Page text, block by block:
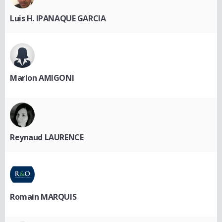
Luis H. IPANAQUE GARCIA
Marion AMIGONI
Reynaud LAURENCE
Romain MARQUIS